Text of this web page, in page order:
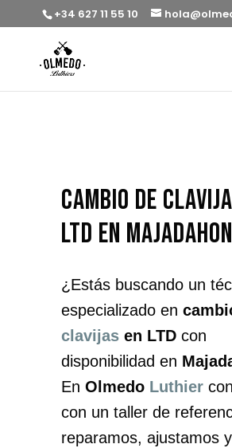
+34 627 11 55 10
cambio de
LTD en
¿Estás buscando un
especializado en
clavijasen LTDcon
disponibilidad en
En Olmedo Luthier
con un taller de
reparamos, ajustamos y